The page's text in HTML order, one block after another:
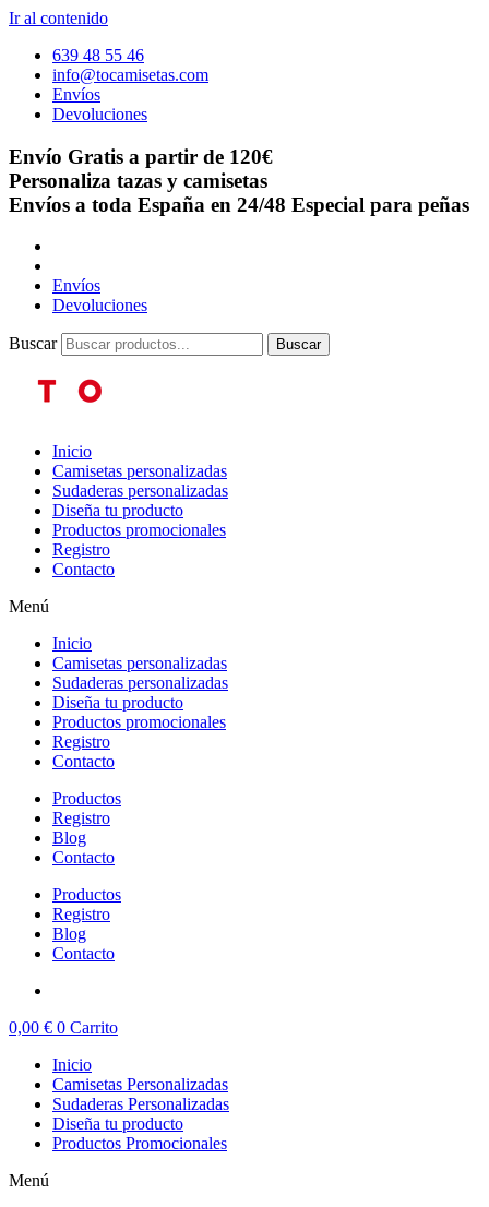
Ir al contenido
639 48 55 46
info@tocamisetas.com
Envíos
Devoluciones
Envío Gratis a partir de 120€
Personaliza tazas y camisetas
Envíos a toda España en 24/48 Especial para peñas
Envíos
Devoluciones
Buscar Buscar
Inicio
Camisetas personalizadas
Sudaderas personalizadas
Diseña tu producto
Productos promocionales
Registro
Contacto
Menú
Inicio
Camisetas personalizadas
Sudaderas personalizadas
Diseña tu producto
Productos promocionales
Registro
Contacto
Productos
Registro
Blog
Contacto
Productos
Registro
Blog
Contacto
0,00 € 0 Carrito
Inicio
Camisetas Personalizadas
Sudaderas Personalizadas
Diseña tu producto
Productos Promocionales
Menú